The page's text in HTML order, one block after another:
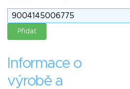
Informace o
výrobě a